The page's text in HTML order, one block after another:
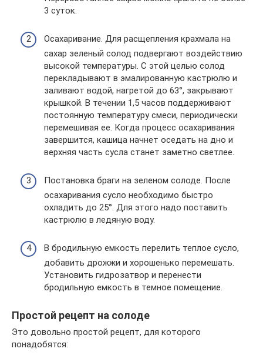
3 суток.
Осахаривание. Для расщепления крахмала на
сахар зеленый солод подвергают воздействию
высокой температуры. С этой целью солод
перекладывают в эмалированную кастрюлю и
заливают водой, нагретой до 63°, закрывают
крышкой. В течении 1,5 часов поддерживают
постоянную температуру смеси, периодически
перемешивая ее. Когда процесс осахаривания
завершится, кашица начнет оседать на дно и
верхняя часть сусла станет заметно светлее.
Постановка браги на зеленом солоде. После
осахаривания сусло необходимо быстро
охладить до 25°. Для этого надо поставить
кастрюлю в ледяную воду.
В бродильную емкость перелить теплое сусло,
добавить дрожжи и хорошенько перемешать.
Установить гидрозатвор и перенести
бродильную емкость в темное помещение.
Простой рецепт на солоде
Это довольно простой рецепт, для которого
понадобятся: